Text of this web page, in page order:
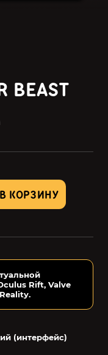
BEAST
В КОРЗИНУ
(интерфейс)
Rift, Valve